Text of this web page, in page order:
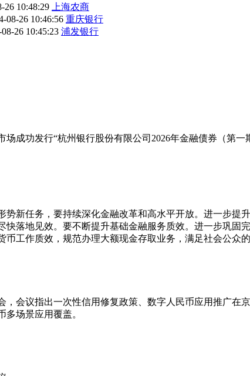
26 10:48:29
上海农商
08-26 10:46:56 重庆银行
08-26 10:45:23 浦发银行
成功发行“杭州银行股份有限公司2026年金融债券（第一
新任务，要持续深化金融改革和高水平开放。进一步提
落地见效。要不断提升基础金融服务质效。进一步巩固
工作质效，规范办理大额现金存取业务，满足社会公众
会议指出一次性信用修复政策、数字人民币应用推广在
场景应用覆盖。